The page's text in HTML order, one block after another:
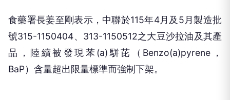
食藥署長姜至剛表示，中聯於115年4月及5月製造批
號315-1150404、313-1150512之大豆沙拉油及其產
品，陸續被發現苯(a)駢芘（Benzo(a)pyrene，
BaP）含量超出限量標準而強制下架。